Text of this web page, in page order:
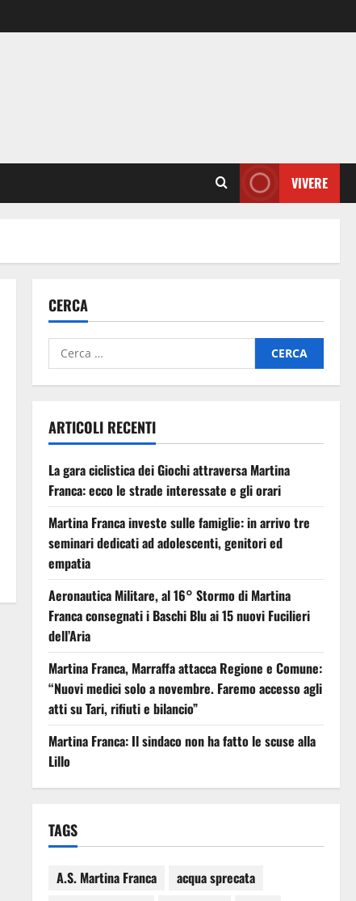
VIVERE
CERCA
ARTICOLI RECENTI
La gara ciclistica dei Giochi attraversa Martina
Franca: ecco le strade interessate e gli orari
Martina Franca investe sulle famiglie: in arrivo tre
seminari dedicati ad adolescenti, genitori ed
empatia
Aeronautica Militare, al 16° Stormo di Martina
Franca consegnati i Baschi Blu ai 15 nuovi Fucilieri
dell’Aria
Martina Franca, Marraffa attacca Regione e Comune:
“Nuovi medici solo a novembre. Faremo accesso agli
atti su Tari, rifiuti e bilancio”
Martina Franca: Il sindaco non ha fatto le scuse alla
Lillo
TAGS
A.S. Martina Franca
acqua sprecata